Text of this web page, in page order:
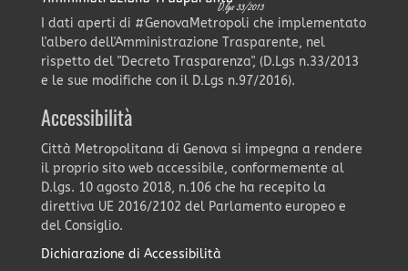
I dati aperti di #GenovaMetropoli che implementato
l'albero dell'Amministrazione Trasparente, nel
rispetto del "Decreto Trasparenza", (D.Lgs n.33/2013
e le sue modifiche con il D.Lgs n.97/2016).
Accessibilità
Città Metropolitana di Genova si impegna a rendere
il proprio sito web accessibile, conformemente al
D.lgs. 10 agosto 2018, n.106 che ha recepito la
direttiva UE 2016/2102 del Parlamento europeo e
del Consiglio.
Dichiarazione di Accessibilità